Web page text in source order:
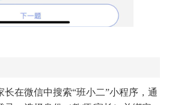
在微信中搜索“班小二”小程序，通